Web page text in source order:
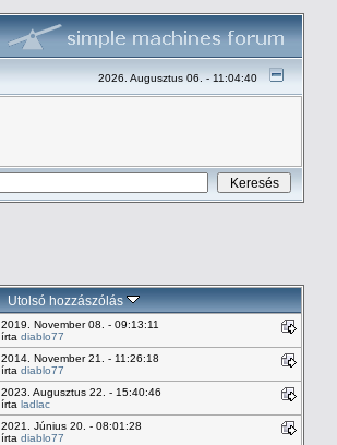
2026. Augusztus 06. - 11:04:40
Utolsó hozzászólás
2019. November 08. - 09:13:11
írta diablo77
2014. November 21. - 11:26:18
írta diablo77
2023. Augusztus 22. - 15:40:46
írta ladlac
2021. Június 20. - 08:01:28
írta diablo77